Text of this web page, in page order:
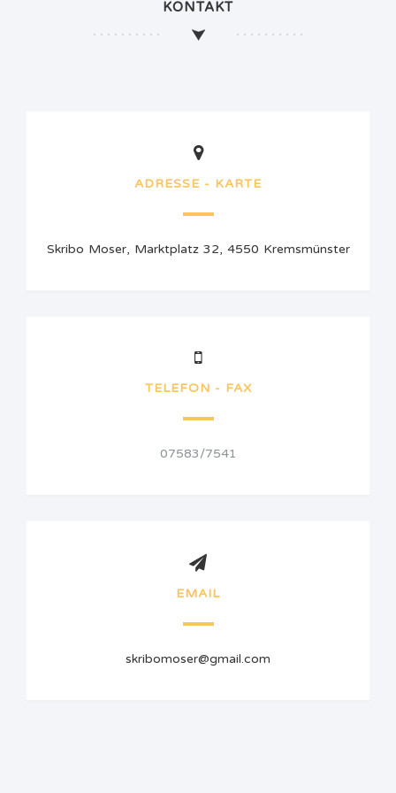
KONTAKT
ADRESSE - KARTE
Skribo Moser, Marktplatz 32, 4550 Kremsmünster
TELEFON - FAX
07583/7541
EMAIL
skribomoser@gmail.com